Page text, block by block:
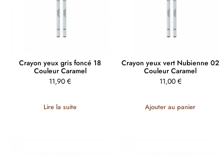
Crayon yeux gris foncé 18
Couleur Caramel
11,90€
Lire la suite
Crayon yeux vert Nubienne 02
Couleur Caramel
11,00 €
Ajouter au panier